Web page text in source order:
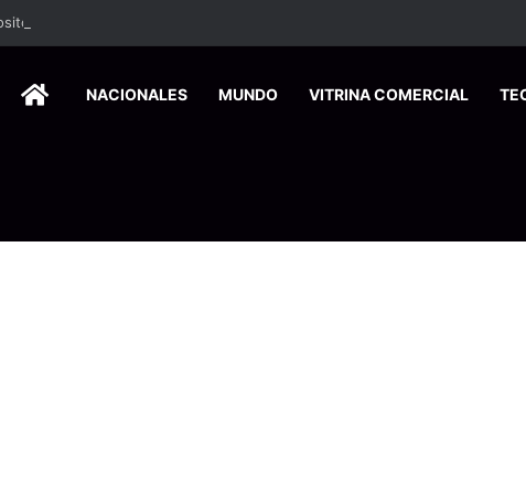
HOMENACIONALES MUNDO VITRINA COMERCIAL